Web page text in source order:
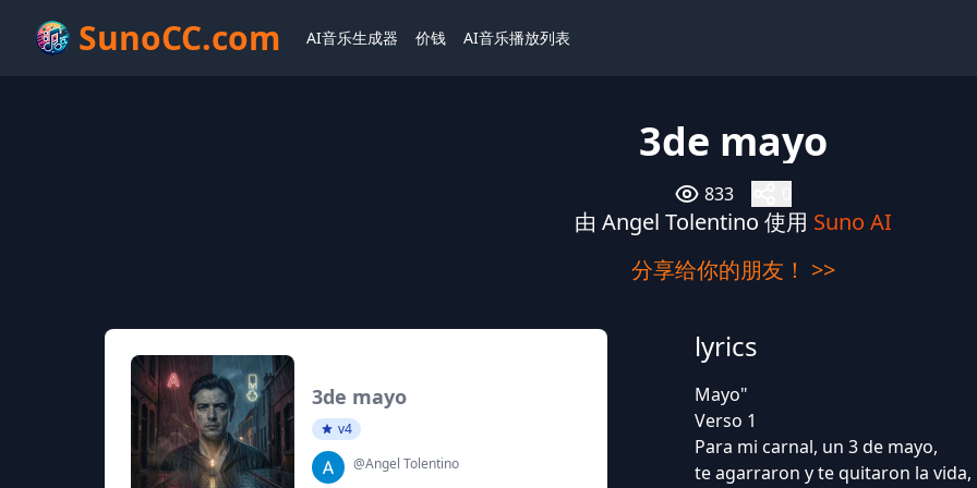
SunoCC.com AI音乐生成器 价钱 AI音乐播放列表
3de mayo
833
由 Angel Tolentino 使用 Suno AI
分享给你的朋友！ >>
3de mayo
v4
@Angel Tolentino
lyrics
Mayo"
Verso 1
Para mi carnal, un 3 de mayo,
te agarraron y te quitaron la vida,